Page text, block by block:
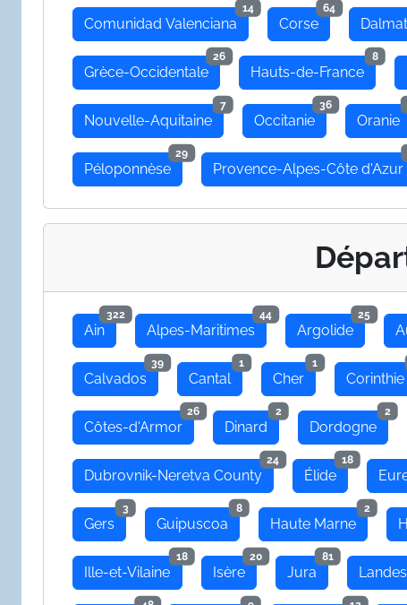
Comunidad Valenciana
14
Corse
64
Grèce-Occidentale
26
Hauts-de-France
8
Nouvelle-Aquitaine
7
Occitanie
36
Oranie
Péloponnèse
29
Provence-Alpes-Côte d'Azur
Ain
322
Alpes-Maritimes
44
Argolide
25
Calvados
39
Cantal
1
Cher
1
Corinthie
Côtes-d'Armor
26
Dinard
2
Dordogne
2
Dubrovnik-Neretva County
24
Élide
18
Gers
3
Guipuscoa
8
Haute Marne
2
Ille-et-Vilaine
18
Isère
20
Jura
81
Landes